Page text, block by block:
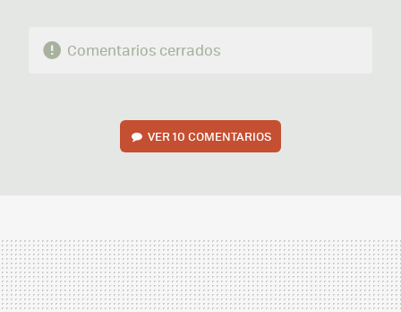
Comentarios cerrados
VER 10 COMENTARIOS